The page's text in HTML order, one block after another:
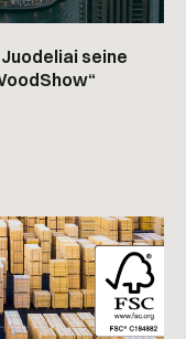
seine